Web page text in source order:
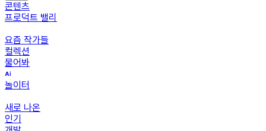
콘텐츠
프로덕트 밸리
요즘 작가들
컬렉션
물어봐
놀이터
새로 나온
인기